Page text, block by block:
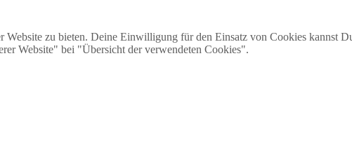
zu bieten. Deine Einwilligung für den Einsatz von Cookies kannst
Website" bei "Übersicht der verwendeten Cookies".